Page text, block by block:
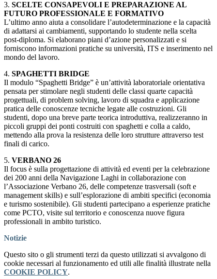
3. SCELTE CONSAPEVOLI E PREPARAZIONE AL
FUTURO PROFESSIONALE E FORMATIVO
L’ultimo anno aiuta a consolidare l’autodeterminazione e la capacità
di adattarsi ai cambiamenti, supportando lo studente nella scelta
post-diploma. Si elaborano piani d’azione personalizzati e si
forniscono informazioni pratiche su università, ITS e inserimento nel
mondo del lavoro.
4. SPAGHETTI BRIDGE
Il modulo “Spaghetti Bridge” è un’attività laboratoriale orientativa
pensata per stimolare negli studenti delle classi quarte capacità
progettuali, di problem solving, lavoro di squadra e applicazione
pratica delle conoscenze tecniche legate alle costruzioni. Gli
studenti, dopo una breve parte teorica introduttiva, realizzeranno in
piccoli gruppi dei ponti costruiti con spaghetti e colla a caldo,
mettendo alla prova la resistenza delle loro strutture attraverso test
finali di carico.
5. VERBANO 26
Il focus è sulla progettazione di attività ed eventi per la celebrazione
dei 200 anni della Navigazione Laghi in collaborazione con
l’Associazione Verbano 26, delle competenze trasversali (soft e
management skills) e sull’esplorazione di ambiti specifici (economia
e turismo sostenibile). Gli studenti partecipano a esperienze pratiche
come PCTO, visite sul territorio e conoscenza nuove figura
professionali in ambito turistico.
Notizie
Questo sito o gli strumenti terzi da questo utilizzati si avvalgono di
cookie necessari al funzionamento ed utili alle finalità illustrate nella
COOKIE POLICY.